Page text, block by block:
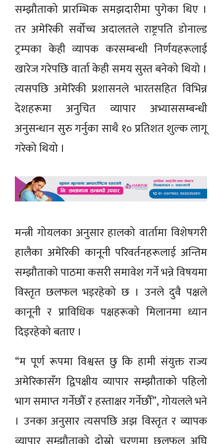
सम्झौताको प्रारम्भिक समझदारीमा पुगेका थिए ।
तर अमेरिकी सर्वोच्च अदालतले राष्ट्रपति डोनाल्ड
ट्रम्पका केही व्यापक करसम्बन्धी निर्णयहरूलाई
खारेज गरेपछि वार्ता केही समय सुस्त बनेको थियो ।
त्यसपछि अमेरिकी प्रशासनले भारतसहित विभिन्न
देशहरूमा अनुचित व्यापार अभ्याससम्बन्धी
अनुसन्धान सुरु गर्नुका साथै १० प्रतिशत शुल्क लागू
गरेको थियो ।
मन्त्री गोयलका अनुसार हालको वार्तामा विशेषगरी
हालैका अमेरिकी कानूनी परिवर्तनहरूलाई अन्तिम
सम्झौताको पाठमा कसरी समावेश गर्ने भन्ने विषयमा
विस्तृत छलफल भइरहेको छ । उनले दुवै पक्षले
कानूनी र प्राविधिक पक्षहरूको मिलानमा ध्यान
दिइरहेको बताए ।
“म पूर्ण रूपमा विश्वस्त छु कि हामी संयुक्त राज्य
अमेरिकासँग द्विपक्षीय व्यापार सम्झौताको पहिलो
भाग समाप्त गर्नेछौँ र हस्ताक्षर गर्नेछौँ”, गोयलले भने
। उनका अनुसार त्यसपछि अझ विस्तृत र व्यापक